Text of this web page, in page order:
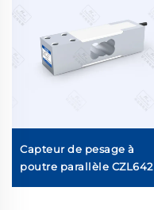
Capteur de pesage à
poutre parallèle CZL642